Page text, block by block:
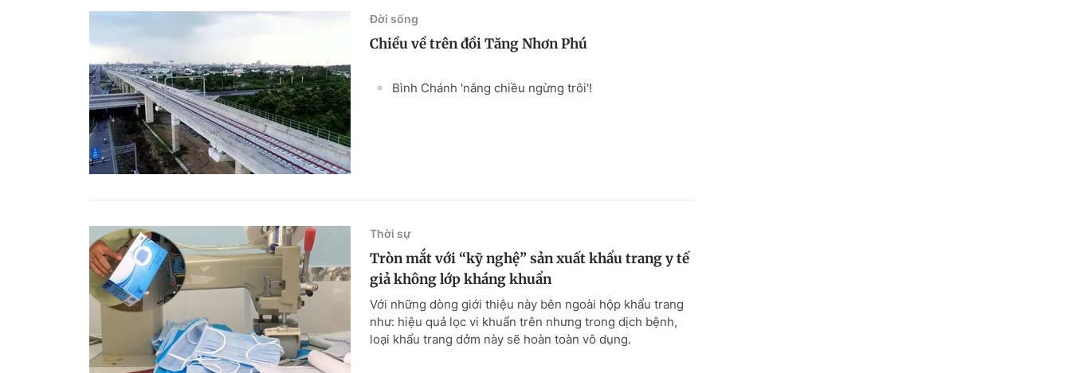
Đời sống
Chiều về trên đồi Tăng Nhơn Phú
Bình Chánh 'nắng chiều ngừng trôi'!
Thời sự
Tròn mắt với “kỹ nghệ” sản xuất khẩu trang y tế
giả không lớp kháng khuẩn
Với những dòng giới thiệu này bên ngoài hộp khẩu trang
như: hiệu quả lọc vi khuẩn trên nhưng trong dịch bệnh,
loại khẩu trang dởm này sẽ hoàn toàn vô dụng.